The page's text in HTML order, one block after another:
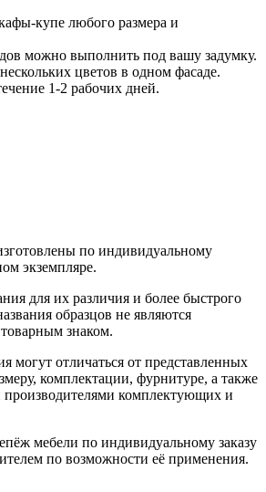
купе любого размера и
можно выполнить под вашу задумку.
цветов в одном фасаде.
1-2 рабочих дней.
по индивидуальному
экземпляре.
для их различия и более быстрого
образцов не являются
знаком.
могут отличаться от представленных
комплектации, фурнитуре, а также
комплектующих и
мебели по индивидуальному заказу
по возможности её применения.